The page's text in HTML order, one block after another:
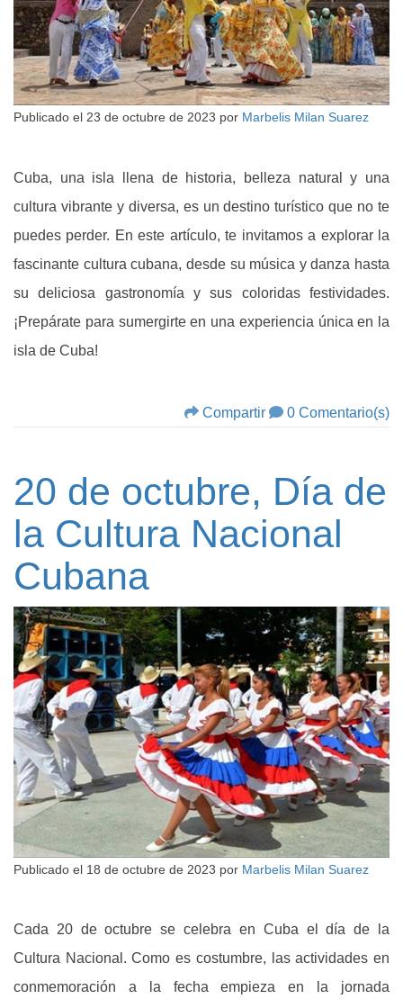
Publicado el 23 de octubre de 2023 por Marbelis Milan Suarez
Cuba, una isla llena de historia, belleza natural y una
cultura vibrante y diversa, es un destino turístico que no te
puedes perder. En este artículo, te invitamos a explorar la
fascinante cultura cubana, desde su música y danza hasta
su deliciosa gastronomía y sus coloridas festividades.
¡Prepárate para sumergirte en una experiencia única en la
isla de Cuba!
Compartir 0 Comentario(s)
20 de octubre, Día de
la Cultura Nacional
Cubana
Publicado el 18 de octubre de 2023 por Marbelis Milan Suarez
Cada 20 de octubre se celebra en Cuba el día de la
Cultura Nacional. Como es costumbre, las actividades en
conmemoración a la fecha empieza en la jornada